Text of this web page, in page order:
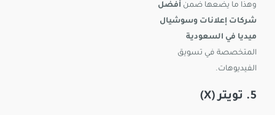
وهذا ما يضعها ضمن أفضل
شركات إعلانات وسوشيال
ميديا في السعودية
المتخصصة في تسويق
الفيديوهات.
5. تويتر (X)